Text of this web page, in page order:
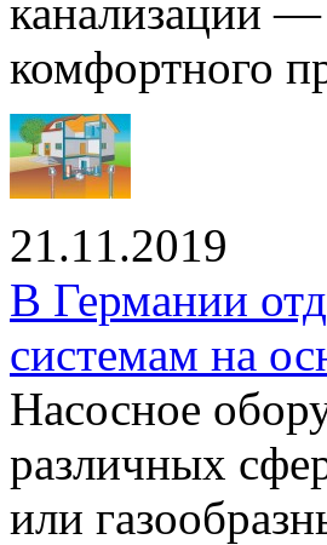
канализации
комфортного
21.11.2019
В Германии
системам на
Насосное
различных
или